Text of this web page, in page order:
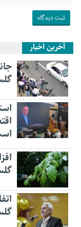
آخرین اخبار
گلستان